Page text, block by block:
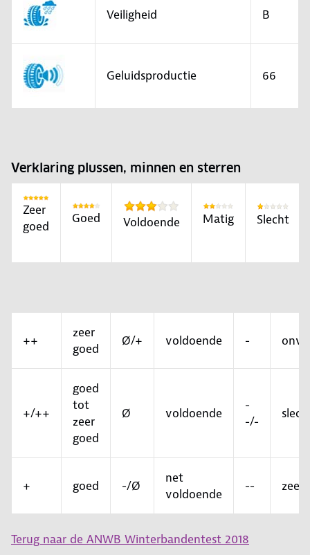
Veiligheid B
Geluidsproductie 66
Verklaring plussen, minnen en sterren
Zeer
goed
Goed Voldoende Matig Slecht
++
zeer
goed
Ø/+ voldoende -
+/++
goed
tot
zeer
goed
Ø voldoende
-
-/-
+ goed -/Ø
net
voldoende
-- zeer
Terug naar de ANWB Winterbandentest 2018